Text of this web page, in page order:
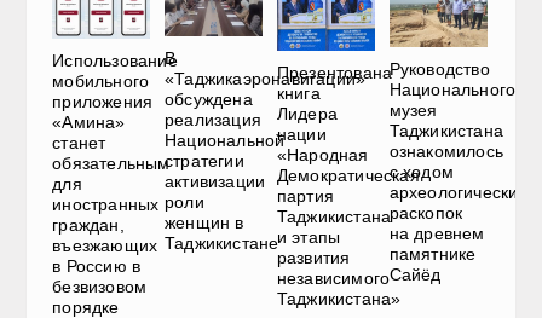
Использование
мобильного
приложения
«Амина»
станет
обязательным
для
иностранных
граждан,
въезжающих
в Россию в
безвизовом
порядке
В
«Таджикаэронавигации»
обсуждена
реализация
Национальной
стратегии
активизации
роли
женщин в
Таджикистане
Презентована
книга
Лидера
нации
«Народная
Демократическая
партия
Таджикистана
и этапы
развития
независимого
Таджикистана»
Руководство
Национального
музея
Таджикистана
ознакомилось
с ходом
археологических
раскопок
на древнем
памятнике
Сайёд